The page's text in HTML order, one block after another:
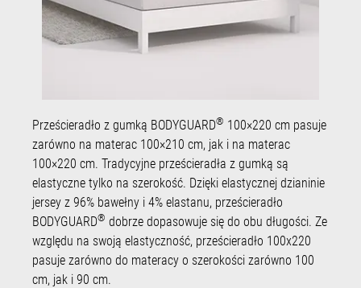
Prześcieradło z gumką BODYGUARD® 100×220 cm pasuje
zarówno na materac 100×210 cm, jak i na materac
100×220 cm. Tradycyjne prześcieradła z gumką są
elastyczne tylko na szerokość. Dzięki elastycznej dzianinie
jersey z 96% bawełny i 4% elastanu, prześcieradło
BODYGUARD® dobrze dopasowuje się do obu długości. Ze
względu na swoją elastyczność, prześcieradło 100x220
pasuje zarówno do materacy o szerokości zarówno 100
cm, jak i 90 cm.